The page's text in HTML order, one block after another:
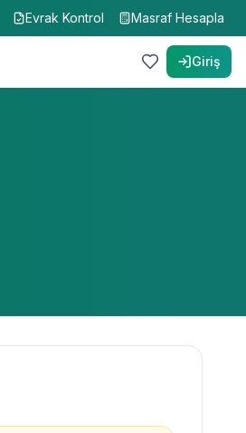
Evrak Kontrol Masraf Hesapla
Giriş